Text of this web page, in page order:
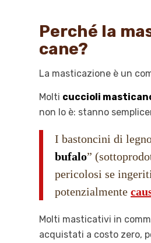
Perché la
cane?
La masticazione è un
Molti cuccioli
non lo è: stanno
I bastoncini di
bufalo”
pericolosi se
potenzialmente
Molti masticativi in
acquistati a costo zero,